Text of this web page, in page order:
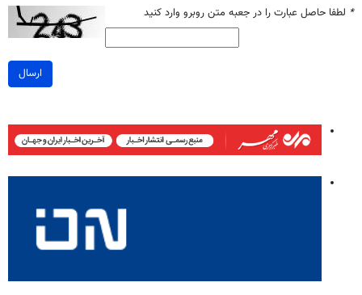
* لطفا حاصل عبارت را در جعبه متن روبرو وارد کنید
ارسال